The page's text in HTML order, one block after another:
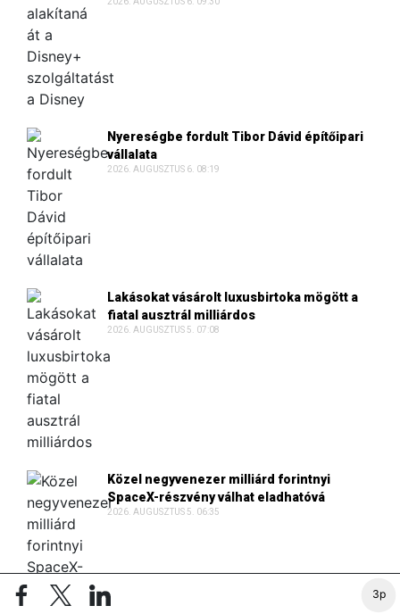
3p
Nyereségbe fordult Tibor Dávid építőipari
vállalata
2026. AUGUSZTUS 6. 08:19
Lakásokat vásárolt luxusbirtoka mögött a
fiatal ausztrál milliárdos
2026. AUGUSZTUS 5. 07:08
Közel negyvenezer milliárd forintnyi
SpaceX-részvény válhat eladhatóvá
2026. AUGUSZTUS 5. 06:35